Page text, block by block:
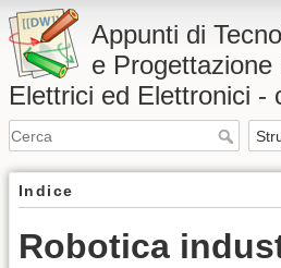
Appunti di
e Progettazione
Elettrici ed Elettronici -
Indice
Robotica